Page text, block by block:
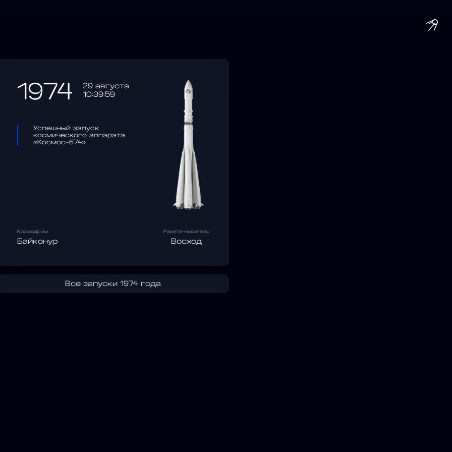
1974
29 августа
10:39:59
Успешный запуск
космического аппарата
«Космос-674»
Космодром
Байконур
Ракета-носитель
Восход
Все запуски 1974 года